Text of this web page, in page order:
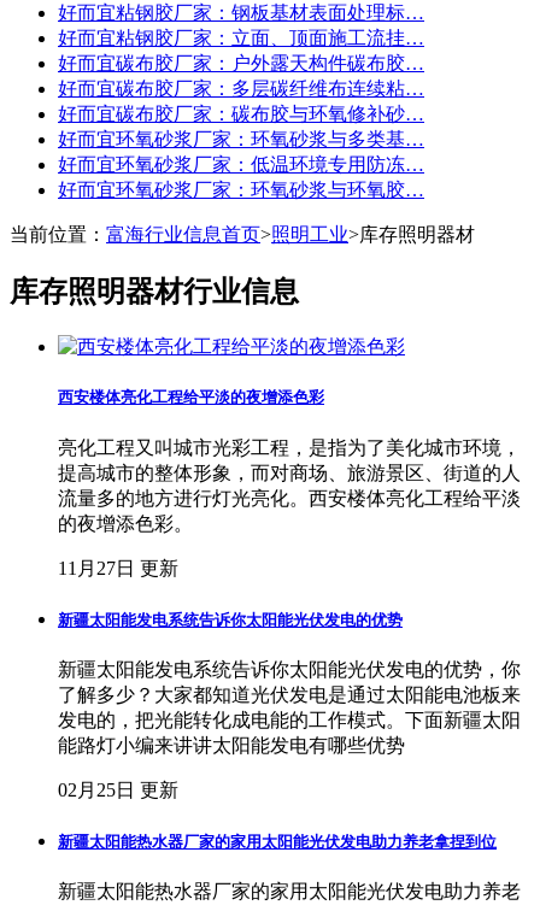
好而宜粘钢胶厂家：钢板基材表面处理标…
好而宜粘钢胶厂家：立面、顶面施工流挂…
好而宜碳布胶厂家：户外露天构件碳布胶…
好而宜碳布胶厂家：多层碳纤维布连续粘…
好而宜碳布胶厂家：碳布胶与环氧修补砂…
好而宜环氧砂浆厂家：环氧砂浆与多类基…
好而宜环氧砂浆厂家：低温环境专用防冻…
好而宜环氧砂浆厂家：环氧砂浆与环氧胶…
当前位置： 富海行业信息首页>照明工业>库存照明器材
库存照明器材行业信息
西安楼体亮化工程给平淡的夜增添色彩
亮化工程又叫城市光彩工程，是指为了美化城市环境，
提高城市的整体形象，而对商场、旅游景区、街道的人
流量多的地方进行灯光亮化。西安楼体亮化工程给平淡
的夜增添色彩。
11月27日 更新
新疆太阳能发电系统告诉你太阳能光伏发电的优势
新疆太阳能发电系统告诉你太阳能光伏发电的优势，你
了解多少？大家都知道光伏发电是通过太阳能电池板来
发电的，把光能转化成电能的工作模式。下面新疆太阳
能路灯小编来讲讲太阳能发电有哪些优势
02月25日 更新
新疆太阳能热水器厂家的家用太阳能光伏发电助力养老拿捏到位
新疆太阳能热水器厂家的家用太阳能光伏发电助力养老